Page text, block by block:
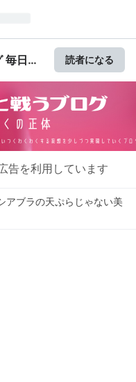
毎日の
読者になる
告を利用しています
アブラの天ぷらじゃない美